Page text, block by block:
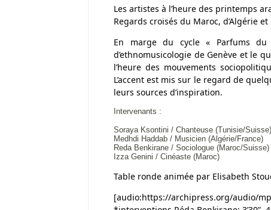
Les artistes à l’heure des printemps
Regards croisés du Maroc, d’Algérie
En marge du cycle « Parfums
d’ethnomusicologie de Genève et le
l’heure des mouvements
L’accent est mis sur le regard de
leurs sources d’inspiration.
Intervenants :
Soraya Ksontini / Chanteuse (Tunisie/Suisse)
Medhdi Haddab / Musicien (Algérie/France)
Reda Benkirane / Sociologue (Maroc/Suisse)
Izza Genini / Cinéaste (Maroc)
Table ronde animée par Elisabeth
[audio:https://archipress.org/audio/